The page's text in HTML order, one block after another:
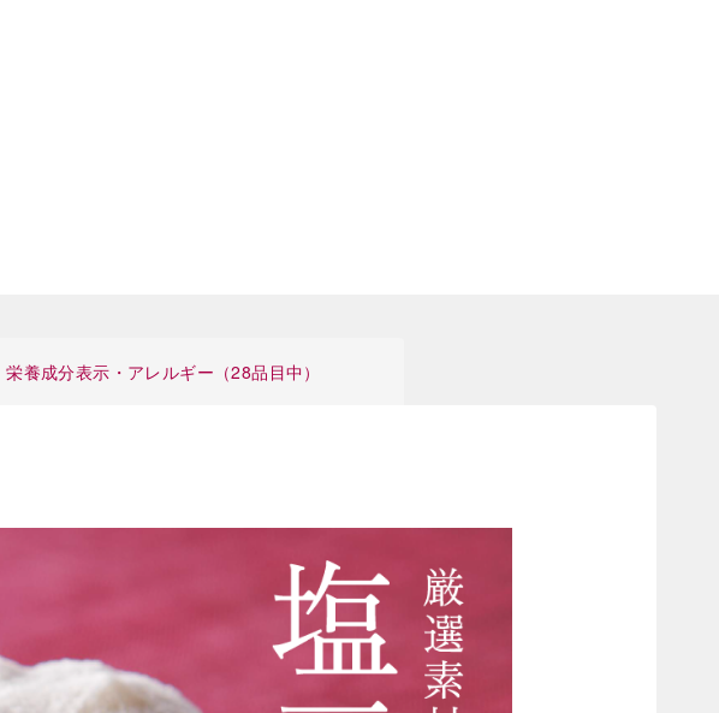
栄養成分表示・アレルギー（28品目中）